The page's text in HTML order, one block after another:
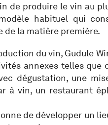
de produire le vin au
habituel qui
de la matière première.
du vin, Gudule
annexes telles que
dégustation, une
à vin, un restaurant
de développer un